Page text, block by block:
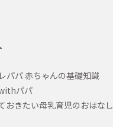
パパ 赤ちゃんの基礎知識
パパ
おきたい母乳育児のおはなし